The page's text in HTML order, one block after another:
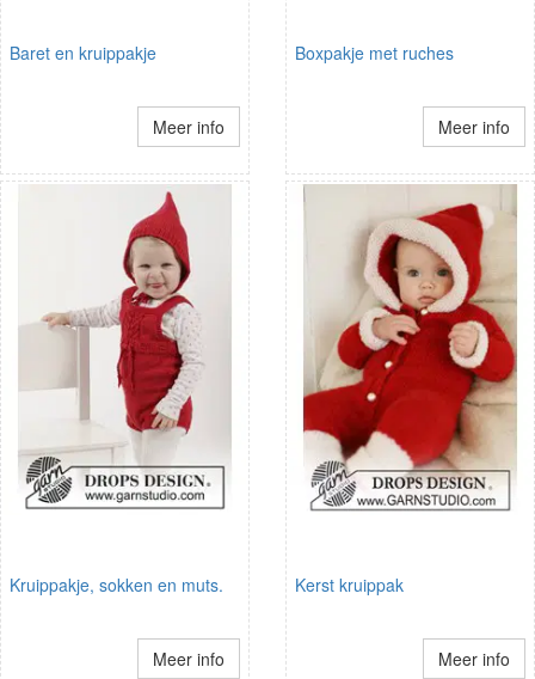
Baret en kruippakje
Meer info
Boxpakje met ruches
Meer info
Kruippakje, sokken en muts.
Meer info
Kerst kruippak
Meer info